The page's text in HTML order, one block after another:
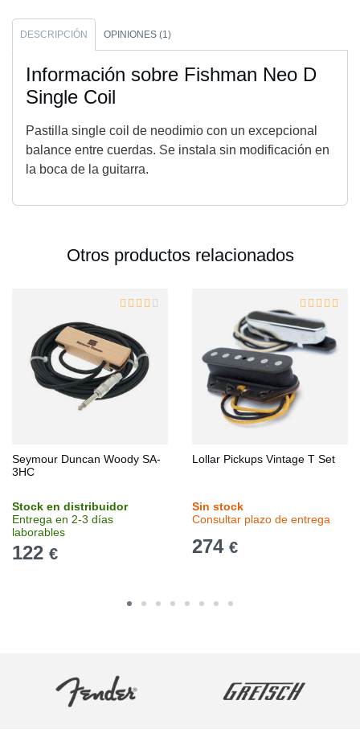
DESCRIPCIÓN OPINIONES (1)
Información sobre Fishman Neo D
Single Coil
Pastilla single coil de neodimio con un excepcional
balance entre cuerdas. Se instala sin modificación en
la boca de la guitarra.
Otros productos relacionados
Seymour Duncan Woody SA-
3HC
Stock en distribuidor
Entrega en 2-3 días
laborables
122 €
Lollar Pickups Vintage T Set
Sin stock
Consultar plazo de entrega
274 €